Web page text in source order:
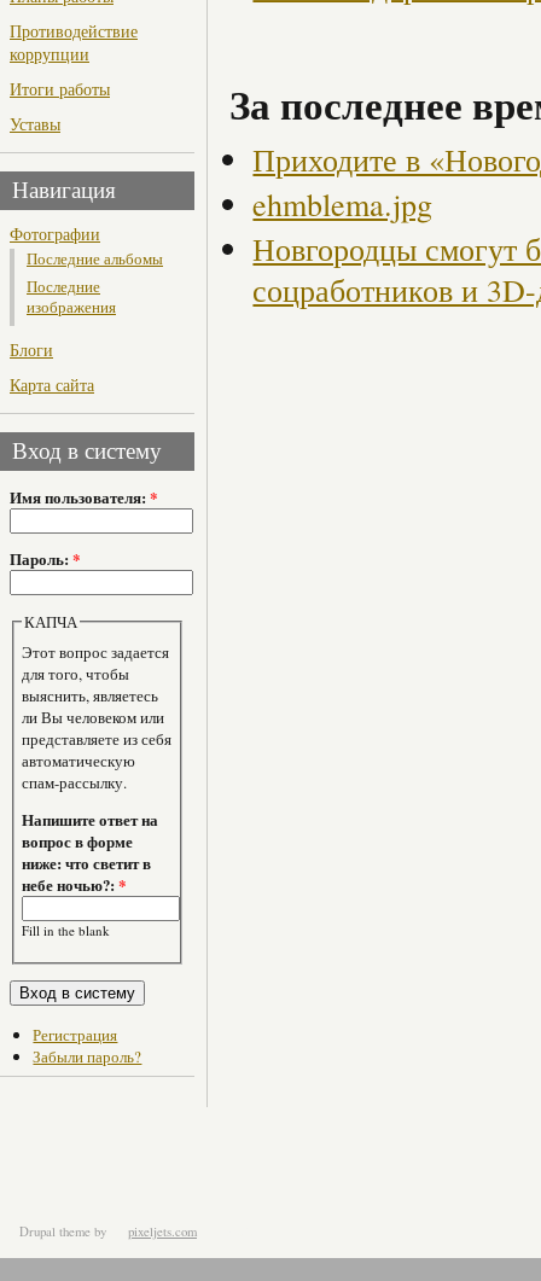
Противодействие
коррупции
Итоги работы
Уставы
Навигация
Фотографии
Последние альбомы
Последние
изображения
Блоги
Карта сайта
Вход в систему
Имя пользователя: *
Пароль: *
КАПЧА
Этот вопрос задается
для того, чтобы
выяснить, являетесь
ли Вы человеком или
представляете из себя
автоматическую
спам-рассылку.
Напишите ответ на
вопрос в форме
ниже: что светит в
небе ночью?:*
Fill in the blank
Регистрация
Забыли пароль?
За последнее
Приходите в
ehmblema.jpg
Новгородцы смогут
соцработников и
Drupal theme by pixeljets.com